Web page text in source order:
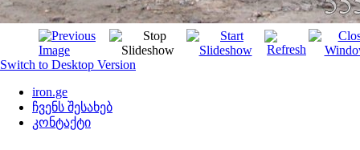
Switch to Desktop Version
iron.ge
ჩვენს შესახებ
კონტაქტი